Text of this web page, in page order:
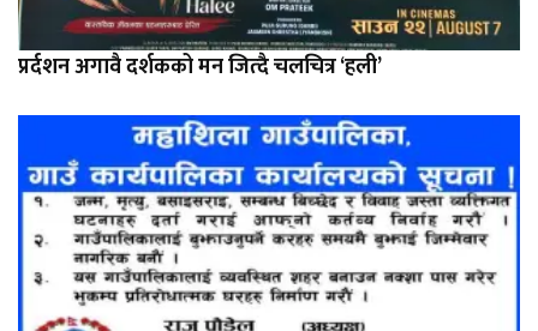
प्रर्दशन अगावै दर्शकको मन जित्दै चलचित्र ‘हली’